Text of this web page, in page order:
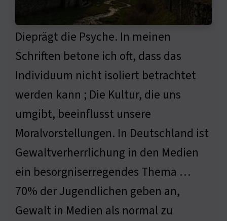
Dieprägt die Psyche. In meinen
Schriften betone ich oft, dass das
Individuum nicht isoliert betrachtet
werden kann ; Die Kultur, die uns
umgibt, beeinflusst unsere
Moralvorstellungen. In Deutschland ist
Gewaltverherrlichung in den Medien
ein besorgniserregendes Thema …
70% der Jugendlichen geben an,
Gewalt in Medien als normal zu